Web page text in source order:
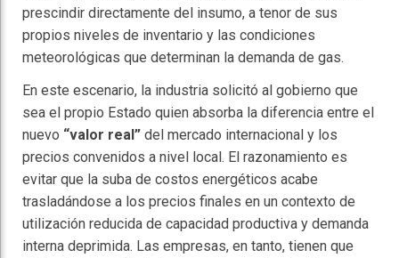
prescindir directamente del insumo, a tenor de sus
propios niveles de inventario y las condiciones
meteorológicas que determinan la demanda de gas.
En este escenario, la industria solicitó al gobierno que
sea el propio Estado quien absorba la diferencia entre el
nuevo “valor real” del mercado internacional y los
precios convenidos a nivel local. El razonamiento es
evitar que la suba de costos energéticos acabe
trasladándose a los precios finales en un contexto de
utilización reducida de capacidad productiva y demanda
interna deprimida. Las empresas, en tanto, tienen que